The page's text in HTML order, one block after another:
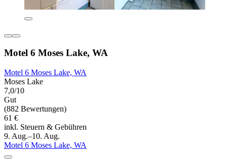
Motel 6 Moses Lake, WA
Motel 6 Moses Lake, WA
Moses Lake
7,0/10
Gut
(882 Bewertungen)
61 €
inkl. Steuern & Gebühren
9. Aug.–10. Aug.
Motel 6 Moses Lake, WA